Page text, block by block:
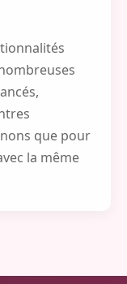
que pour
la même